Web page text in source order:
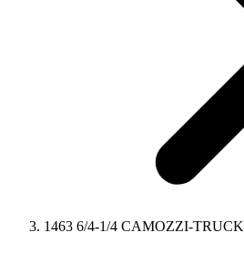
1463 6/4-1/4 CAMOZZI-TRUCK